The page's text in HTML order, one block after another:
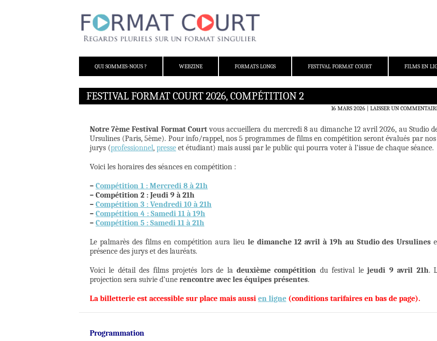
QUI SOMMES-NOUS ?
WEBZINE FORMATS LONGS FESTIVAL FORMAT COURT FILMS EN
FESTIVAL FORMAT COURT 2026, COMPÉTITION 2
16 MARS 2026 LAISSER UN
Notre 7ème Festival Format Courtvous accueillera du mercredi 8 au dimanche 12 avril 2026, au Studio
Ursulines (Paris, 5ème). Pour info/rappel, nos 5 programmes de films en compétition seront évalués par nos
jurys (professionnel, presse et étudiant) mais aussi par le public qui pourra voter à l’issue de chaque séance.
Voici les horaires des séances en compétition :
– Compétition 1 : Mercredi 8 à 21h
– Compétition 2 : Jeudi 9 à 21h
– Compétition 3 : Vendredi 10 à 21h
– Compétition 4 : Samedi 11 à 19h
– Compétition 5 : Samedi 11 à 21h
Le palmarès des films en compétition aura lieu le dimanche 12 avril à 19h au Studio des Ursulines
présence des jurys et des lauréats.
Voici le détail des films projetés lors de la deuxième compétition du festival lejeudi 9 avril 21h.
projection sera suivie d’une rencontre avec les équipes présentes.
La billetterie est accessible sur place mais aussi en ligne (conditions tarifaires en bas de page).
Programmation